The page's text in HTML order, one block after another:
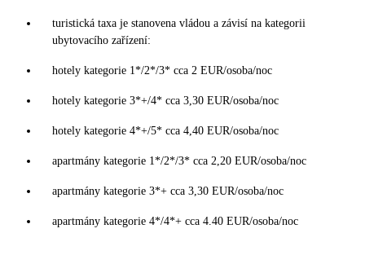
turistická taxa je stanovena vládou a závisí na kategorii
ubytovacího zařízení:
hotely kategorie 1*/2*/3* cca 2 EUR/osoba/noc
hotely kategorie 3*+/4* cca 3,30 EUR/osoba/noc
hotely kategorie 4*+/5* cca 4,40 EUR/osoba/noc
apartmány kategorie 1*/2*/3* cca 2,20 EUR/osoba/noc
apartmány kategorie 3*+ cca 3,30 EUR/osoba/noc
apartmány kategorie 4*/4*+ cca 4.40 EUR/osoba/noc